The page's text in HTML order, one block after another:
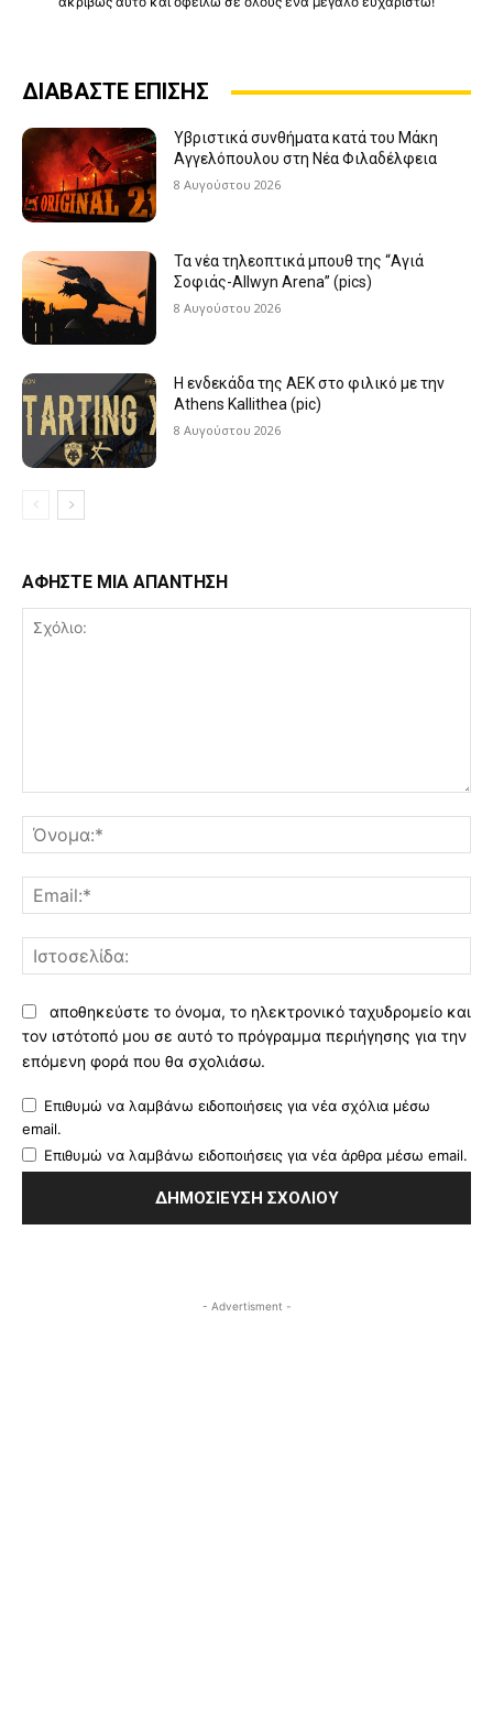
ΔΙΑΒΑΣΤΕ ΕΠΙΣΗΣ
Υβριστικά συνθήματα κατά του Μάκη
Αγγελόπουλου στη Νέα Φιλαδέλφεια
8 Αυγούστου 2026
Τα νέα τηλεοπτικά μπουθ της “Αγιά
Σοφιάς-Allwyn Arena” (pics)
8 Αυγούστου 2026
Η ενδεκάδα της ΑΕΚ στο φιλικό με την
Athens Kallithea (pic)
8 Αυγούστου 2026
ΑΦΗΣΤΕ ΜΙΑ ΑΠΑΝΤΗΣΗ
αποθηκεύστε το όνομα, το ηλεκτρονικό ταχυδρομείο και
τον ιστότοπό μου σε αυτό το πρόγραμμα περιήγησης για την
επόμενη φορά που θα σχολιάσω.
Επιθυμώ να λαμβάνω ειδοποιήσεις για νέα σχόλια μέσω
email.
Επιθυμώ να λαμβάνω ειδοποιήσεις για νέα άρθρα μέσω email.
- Advertisment -